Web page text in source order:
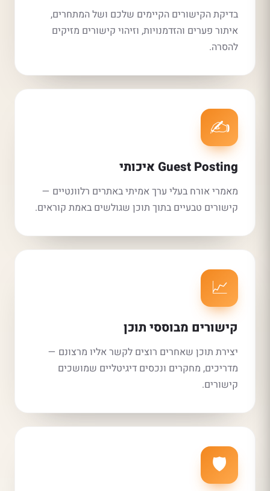
בדיקת הקישורים הקיימים שלכם ושל המתחרים,
איתור פערים והזדמנויות, וזיהוי קישורים מזיקים
להסרה.
✍️
Guest Posting איכותי
מאמרי אורח בעלי ערך אמיתי באתרים רלוונטיים —
קישורים טבעיים בתוך תוכן שגולשים באמת קוראים.
📈
קישורים מבוססי תוכן
יצירת תוכן שאחרים רוצים לקשר אליו מרצונם —
מדריכים, מחקרים ונכסים דיגיטליים שמושכים
קישורים.
🛡️